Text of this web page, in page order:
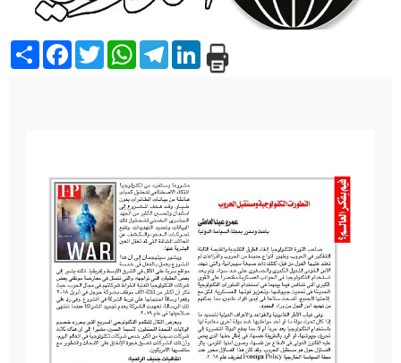
Share Facebook
TwitterWhatsAppTelegramLinkedIn